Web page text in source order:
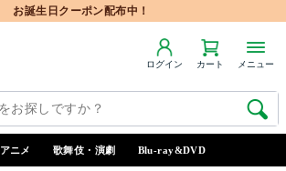
お誕生日クーポン配布中！
ログイン カート メニュー
アニメ 歌舞伎・演劇 Blu-ray&DVD